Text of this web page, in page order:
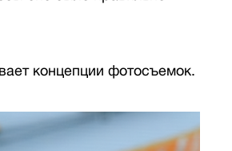
концепции фотосъемок.